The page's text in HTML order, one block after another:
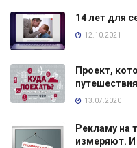
14 лет для
12.10.2021
Проект,
13.07.2020
Рекламу на
измеряют. И